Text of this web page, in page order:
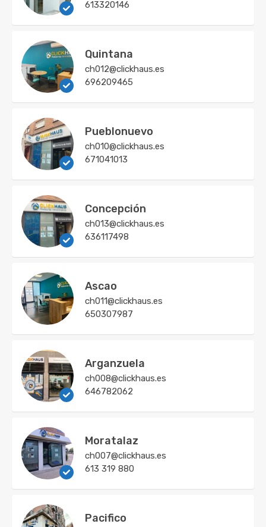
613320146
Quintana
ch012@clickhaus.es
696209465
Pueblonuevo
ch010@clickhaus.es
671041013
Concepción
ch013@clickhaus.es
636117498
Ascao
ch011@clickhaus.es
650307987
Arganzuela
ch008@clickhaus.es
646782062
Moratalaz
ch007@clickhaus.es
613 319 880
Pacifico